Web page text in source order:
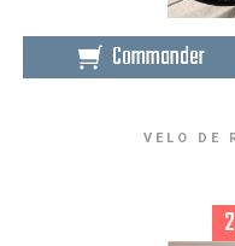
Commander
VELO DE